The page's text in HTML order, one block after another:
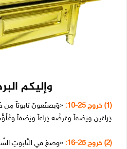
وإليكم
(1) خروج 25-10:
«وَيصنَعونَ تابوتاً
ذِراعَينِ ونِصْفاً وعَرضُه ذِراعاً ونِصْفاً
(2) خروج 25-16: «وضَعْ في التَّابوتِ